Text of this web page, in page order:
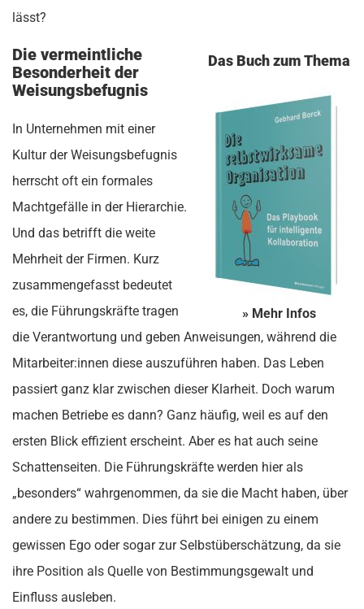
lässt?
Das Buch zum Thema
» Mehr Infos
Die vermeintliche
Besonderheit der
Weisungsbefugnis
In Unternehmen mit einer
Kultur der Weisungsbefugnis
herrscht oft ein formales
Machtgefälle in der Hierarchie.
Und das betrifft die weite
Mehrheit der Firmen. Kurz
zusammengefasst bedeutet
es, die Führungskräfte tragen
die Verantwortung und geben Anweisungen, während die
Mitarbeiter:innen diese auszuführen haben. Das Leben
passiert ganz klar zwischen dieser Klarheit. Doch warum
machen Betriebe es dann? Ganz häufig, weil es auf den
ersten Blick effizient erscheint. Aber es hat auch seine
Schattenseiten. Die Führungskräfte werden hier als
„besonders“ wahrgenommen, da sie die Macht haben, über
andere zu bestimmen. Dies führt bei einigen zu einem
gewissen Ego oder sogar zur Selbstüberschätzung, da sie
ihre Position als Quelle von Bestimmungsgewalt und
Einfluss ausleben.